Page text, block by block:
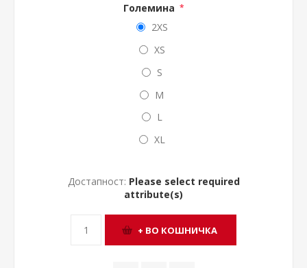
Големина *
2XS
XS
S
M
L
XL
Достапност: Please select required
attribute(s)